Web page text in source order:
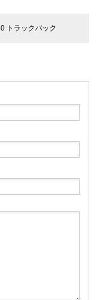
0 トラックバック